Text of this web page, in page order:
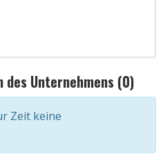
Unternehmens (0)
Zeit keine